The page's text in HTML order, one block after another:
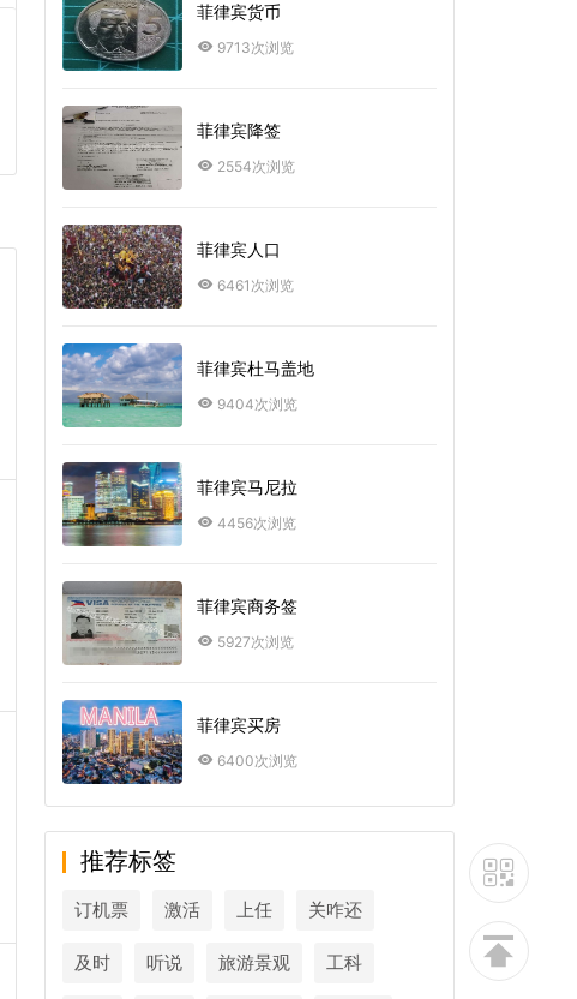
菲律宾货币
9713次浏览
菲律宾降签
2554次浏览
菲律宾人口
6461次浏览
菲律宾杜马盖地
9404次浏览
菲律宾马尼拉
4456次浏览
菲律宾商务签
5927次浏览
菲律宾买房
6400次浏览
推荐标签
订机票 激活 上任 关咋还
及时 听说 旅游景观 工科